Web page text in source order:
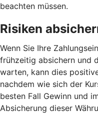
beachten müssen.
Risiken
Wenn Sie Ihre
frühzeitig absichern und
warten, kann dies
nachdem wie sich der
besten Fall Gewinn und
Absicherung dieser